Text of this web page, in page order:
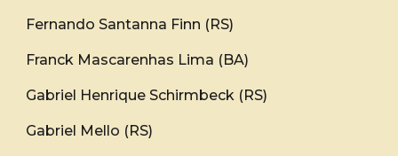
Fernando Santanna Finn (RS)
Franck Mascarenhas Lima (BA)
Gabriel Henrique Schirmbeck (RS)
Gabriel Mello (RS)